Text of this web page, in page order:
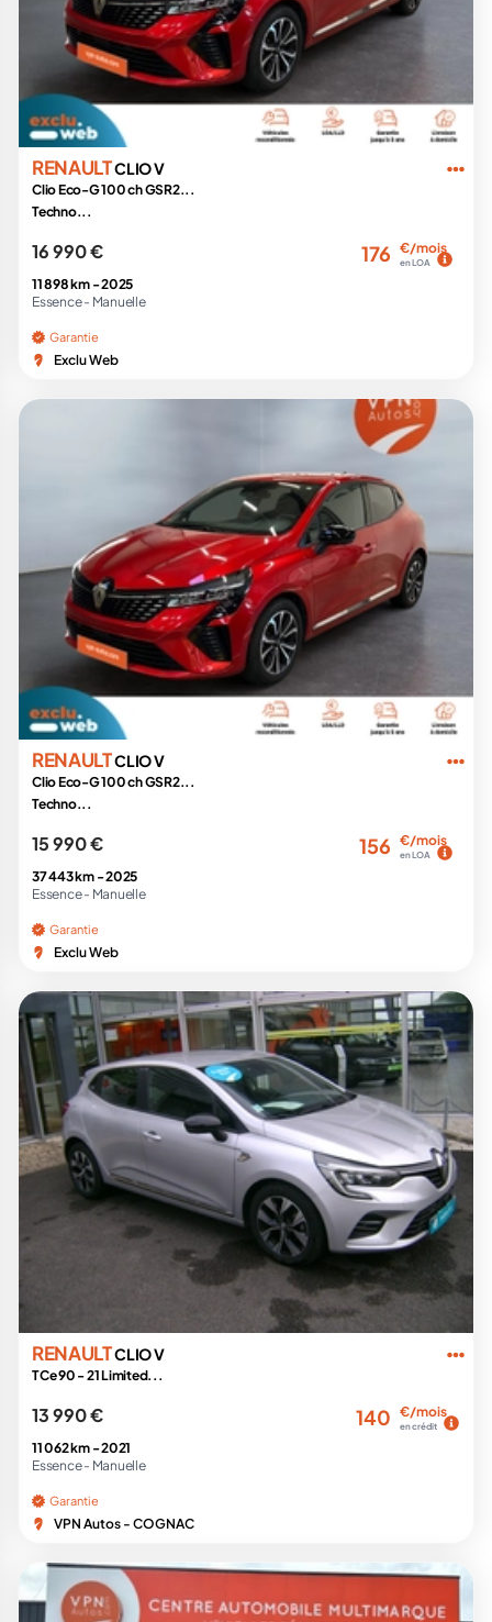
RENAULTCLIO V
Clio Eco-G 100 ch GSR2...
Techno...
16 990 € 176 €/mois
en LOA
11 898 km -2025
Essence - Manuelle
Garantie
Exclu Web
RENAULTCLIO V
Clio Eco-G 100 ch GSR2...
Techno...
15 990 € 156 €/mois
en LOA
37 443 km -2025
Essence - Manuelle
Garantie
Exclu Web
RENAULTCLIO V
TCe 90 - 21 Limited...
13 990 € 140 €/mois
en crédit
11 062 km -2021
Essence - Manuelle
Garantie
VPN Autos - COGNAC